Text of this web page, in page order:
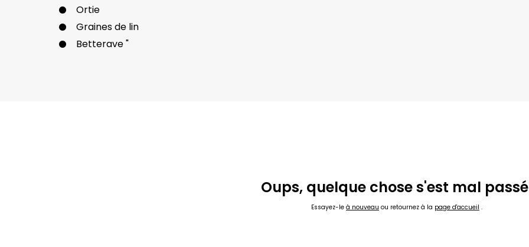
Ortie
Graines de lin
Betterave "
Oups, quelque chose s'est mal
Essayez-le à nouveau ou retournez à la page d'accueil .